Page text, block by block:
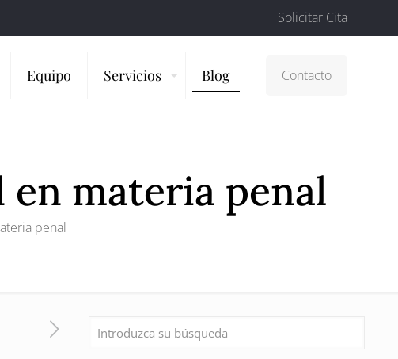
Solicitar Cita
Equipo Servicios Blog Contacto
materia penal
penal